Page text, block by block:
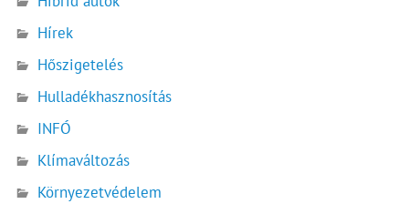
Hírek
Hőszigetelés
Hulladékhasznosítás
INFÓ
Klímaváltozás
Környezetvédelem